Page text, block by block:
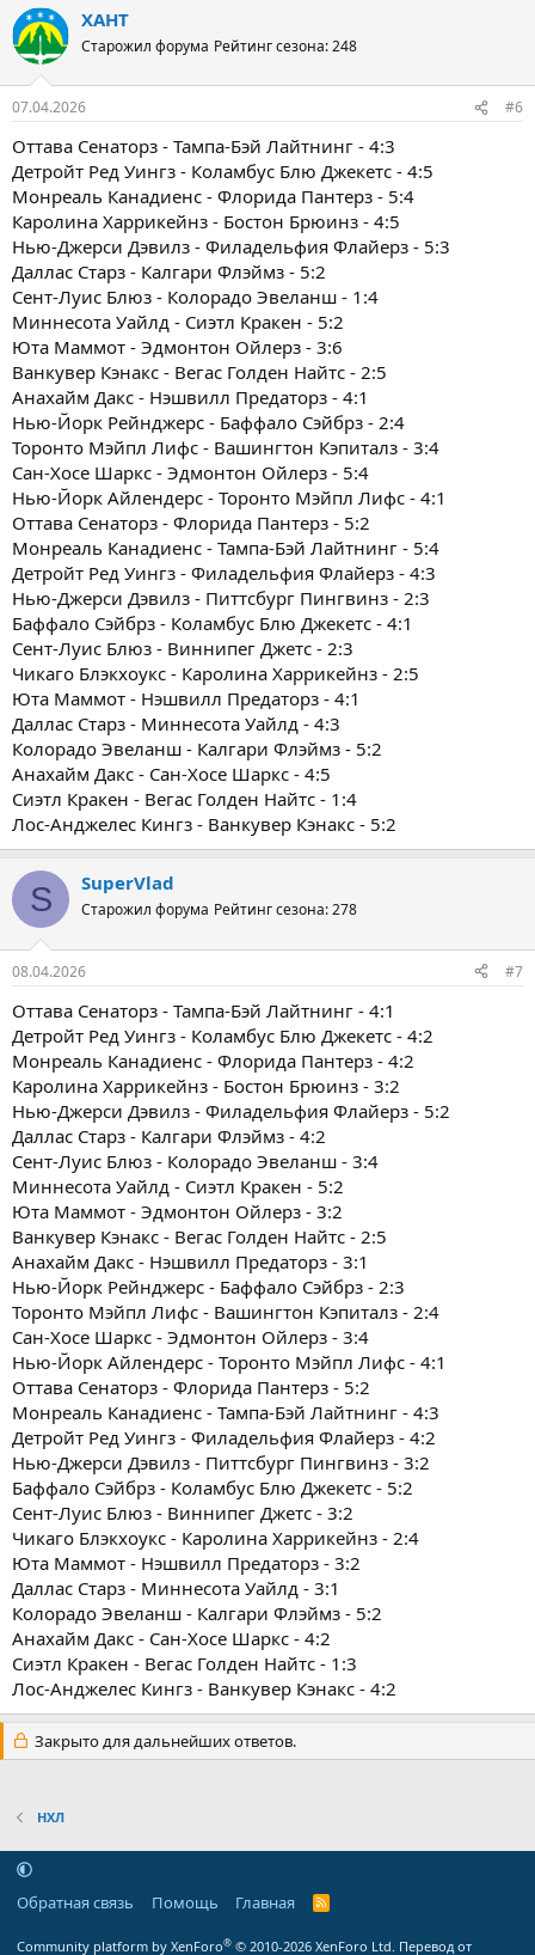
ХАНТ
Старожил форума Рейтинг сезона: 248
07.04.2026 #6
Оттава Сенаторз - Тампа-Бэй Лайтнинг - 4:3
Детройт Ред Уингз - Коламбус Блю Джекетс - 4:5
Монреаль Канадиенс - Флорида Пантерз - 5:4
Каролина Харрикейнз - Бостон Брюинз - 4:5
Нью-Джерси Дэвилз - Филадельфия Флайерз - 5:3
Даллас Старз - Калгари Флэймз - 5:2
Сент-Луис Блюз - Колорадо Эвеланш - 1:4
Миннесота Уайлд - Сиэтл Кракен - 5:2
Юта Маммот - Эдмонтон Ойлерз - 3:6
Ванкувер Кэнакс - Вегас Голден Найтс - 2:5
Анахайм Дакс - Нэшвилл Предаторз - 4:1
Нью-Йорк Рейнджерс - Баффало Сэйбрз - 2:4
Торонто Мэйпл Лифс - Вашингтон Кэпиталз - 3:4
Сан-Хосе Шаркс - Эдмонтон Ойлерз - 5:4
Нью-Йорк Айлендерс - Торонто Мэйпл Лифс - 4:1
Оттава Сенаторз - Флорида Пантерз - 5:2
Монреаль Канадиенс - Тампа-Бэй Лайтнинг - 5:4
Детройт Ред Уингз - Филадельфия Флайерз - 4:3
Нью-Джерси Дэвилз - Питтсбург Пингвинз - 2:3
Баффало Сэйбрз - Коламбус Блю Джекетс - 4:1
Сент-Луис Блюз - Виннипег Джетс - 2:3
Чикаго Блэкхоукс - Каролина Харрикейнз - 2:5
Юта Маммот - Нэшвилл Предаторз - 4:1
Даллас Старз - Миннесота Уайлд - 4:3
Колорадо Эвеланш - Калгари Флэймз - 5:2
Анахайм Дакс - Сан-Хосе Шаркс - 4:5
Сиэтл Кракен - Вегас Голден Найтс - 1:4
Лос-Анджелес Кингз - Ванкувер Кэнакс - 5:2
S SuperVlad
Старожил форума Рейтинг сезона: 278
08.04.2026 #7
Оттава Сенаторз - Тампа-Бэй Лайтнинг - 4:1
Детройт Ред Уингз - Коламбус Блю Джекетс - 4:2
Монреаль Канадиенс - Флорида Пантерз - 4:2
Каролина Харрикейнз - Бостон Брюинз - 3:2
Нью-Джерси Дэвилз - Филадельфия Флайерз - 5:2
Даллас Старз - Калгари Флэймз - 4:2
Сент-Луис Блюз - Колорадо Эвеланш - 3:4
Миннесота Уайлд - Сиэтл Кракен - 5:2
Юта Маммот - Эдмонтон Ойлерз - 3:2
Ванкувер Кэнакс - Вегас Голден Найтс - 2:5
Анахайм Дакс - Нэшвилл Предаторз - 3:1
Нью-Йорк Рейнджерс - Баффало Сэйбрз - 2:3
Торонто Мэйпл Лифс - Вашингтон Кэпиталз - 2:4
Сан-Хосе Шаркс - Эдмонтон Ойлерз - 3:4
Нью-Йорк Айлендерс - Торонто Мэйпл Лифс - 4:1
Оттава Сенаторз - Флорида Пантерз - 5:2
Монреаль Канадиенс - Тампа-Бэй Лайтнинг - 4:3
Детройт Ред Уингз - Филадельфия Флайерз - 4:2
Нью-Джерси Дэвилз - Питтсбург Пингвинз - 3:2
Баффало Сэйбрз - Коламбус Блю Джекетс - 5:2
Сент-Луис Блюз - Виннипег Джетс - 3:2
Чикаго Блэкхоукс - Каролина Харрикейнз - 2:4
Юта Маммот - Нэшвилл Предаторз - 3:2
Даллас Старз - Миннесота Уайлд - 3:1
Колорадо Эвеланш - Калгари Флэймз - 5:2
Анахайм Дакс - Сан-Хосе Шаркс - 4:2
Сиэтл Кракен - Вегас Голден Найтс - 1:3
Лос-Анджелес Кингз - Ванкувер Кэнакс - 4:2
Закрыто для дальнейших ответов.
НХЛ
Обратная связь Помощь Главная
R
Community platform by XenForo® © 2010-2026 XenForo Ltd. Перевод от